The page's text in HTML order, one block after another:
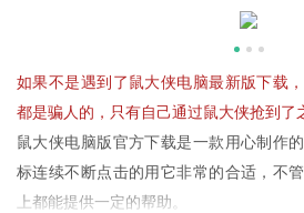
如果不是遇到了鼠大侠电脑最新版下载
都是骗人的，只有自己通过鼠大侠抢到了
鼠大侠电脑版官方下载是一款用心制作
标连续不断点击的用它非常的合适，不
上都能提供一定的帮助。